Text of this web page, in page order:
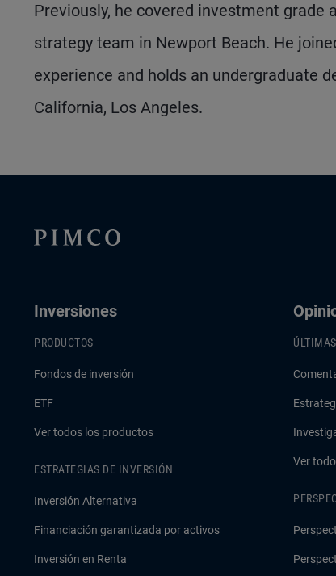
Previously, he covered investment
strategy team in Newport Beach. He
experience and holds an undergraduate
California, Los Angeles.
Inversiones
PRODUCTOS
Fondos de inversión
ETF
Ver todos los productos
ESTRATEGIAS DE INVERSIÓN
Inversión Alternativa
Financiación garantizada por activos
Inversión en Renta
Ver